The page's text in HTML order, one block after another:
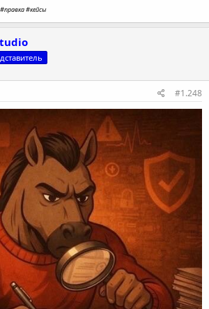
#кейсы
#1.248